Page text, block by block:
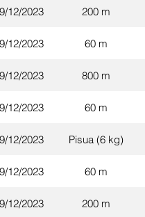
12/2023 200 m
12/2023 60 m
12/2023 800 m
12/2023 60 m
12/2023 Pisua (6 kg)
12/2023 60 m
12/2023 200 m